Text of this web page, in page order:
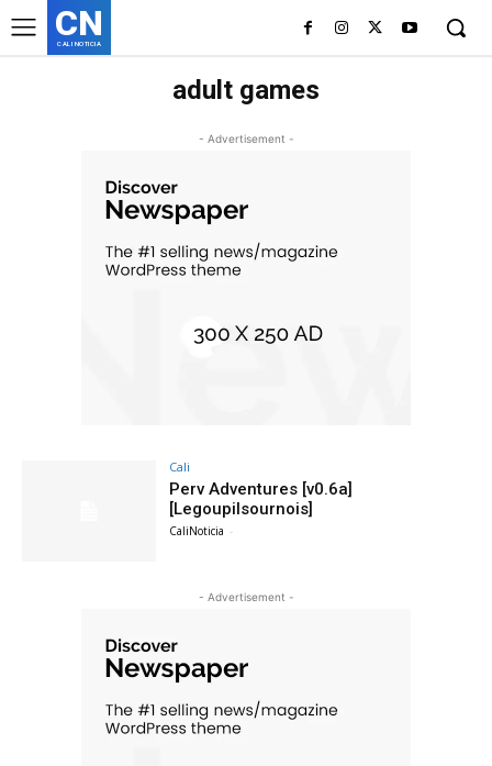
CN
CALI NOTICIA
adult games
- Advertisement -
Cali
Perv Adventures [v0.6a]
[Legoupilsournois]
CaliNoticia -
- Advertisement -